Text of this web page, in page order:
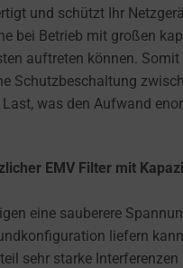
und schützt Ihr
bei Betrieb mit großen
auftreten können. Somit
Schutzbeschaltung
was den Aufwand
EMV Filter mit
eine sauberere
liefern
sehr starke Interferenzen